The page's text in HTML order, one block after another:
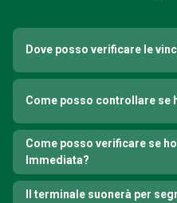
Dove posso verificare le
Come posso controllare se
Come posso verificare se
Immediata?
Il terminale suonerà per